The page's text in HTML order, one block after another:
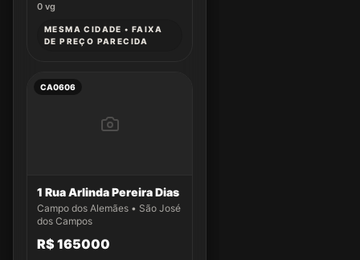
0 vg
MESMA CIDADE • FAIXA
DE PREÇO PARECIDA
CA0606
1 Rua Arlinda Pereira Dias
Campo dos Alemães • São José
dos Campos
R$ 165000